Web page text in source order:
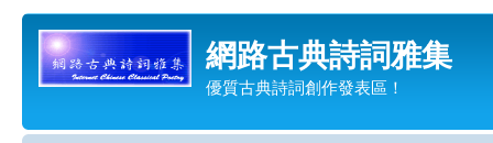
網路古典詩詞雅集
優質古典詩詞創作發表區！